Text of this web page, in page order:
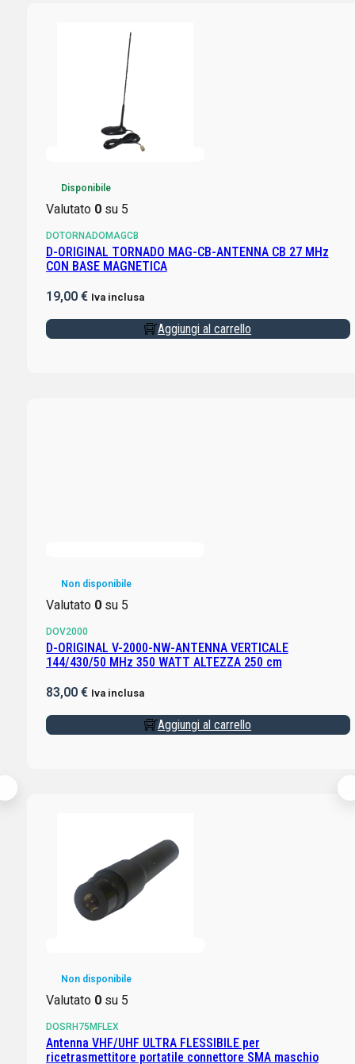
Disponibile
Valutato 0su 5
DOTORNADOMAGCB
D-ORIGINAL TORNADO MAG-CB-ANTENNA CB 27 MHz
CON BASE MAGNETICA
19,00 € Iva inclusa
Aggiungi al carrello
Non disponibile
Valutato 0su 5
DOV2000
D-ORIGINAL V-2000-NW-ANTENNA VERTICALE
144/430/50 MHz 350 WATT ALTEZZA 250 cm
83,00 € Iva inclusa
Aggiungi al carrello
Non disponibile
Valutato 0su 5
DOSRH75MFLEX
Antenna VHF/UHF ULTRA FLESSIBILE per
ricetrasmettitore portatile connettore SMA maschio